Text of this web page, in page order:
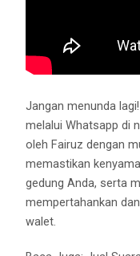
Jangan menunda
melalui Whatsapp di
oleh Fairuz dengan
memastikan
gedung Anda, serta
mempertahankan
walet.